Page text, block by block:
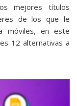
mejores títulos
de los que le
móviles, en este
12 alternativas a